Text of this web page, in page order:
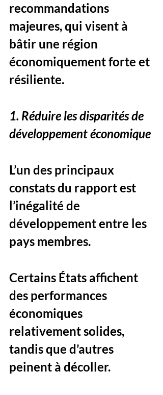
recommandations
majeures, qui visent à
bâtir une région
économiquement forte et
résiliente.
1. Réduire les disparités de
développement économique
L’un des principaux
constats du rapport est
l’inégalité de
développement entre les
pays membres.
Certains États affichent
des performances
économiques
relativement solides,
tandis que d’autres
peinent à décoller.